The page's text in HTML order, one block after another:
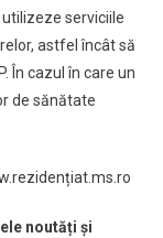
serviciile
astfel încât să
În cazul în care un
de sănătate
noutăți și